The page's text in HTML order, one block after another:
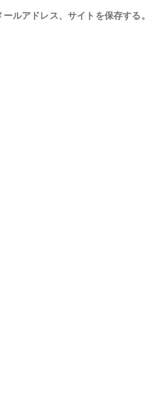
ルアドレス、サイトを保存する。